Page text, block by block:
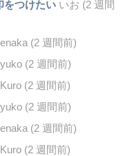
をつけたいいお (2 週間
(2 週間前)
(2 週間前)
(2 週間前)
(2 週間前)
(2 週間前)
(2 週間前)